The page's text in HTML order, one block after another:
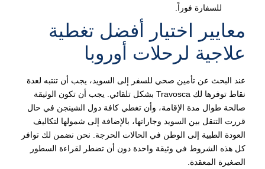
للسفارة فوراً.
معايير اختيار أفضل تغطية
علاجية لرحلات أوروبا
عند البحث عن تأمين صحي للسفر إلى السويد، يجب أن تنتبه لعدة
نقاط توفرها لك Travosca بشكل تلقائي. يجب أن تكون الوثيقة
صالحة طوال مدة الإقامة، وأن تغطي كافة دول الشينجن في حال
قررت التنقل بين السويد وجاراتها، بالإضافة إلى شمولها لتكاليف
العودة الطبية إلى الوطن في الحالات الحرجة. نحن نضمن لك توافر
كل هذه الشروط في وثيقة واحدة دون أن تضطر لقراءة السطور
الصغيرة المعقدة.